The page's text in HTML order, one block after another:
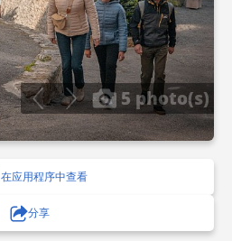
5 photo(s)
在应用程序中查看
分享